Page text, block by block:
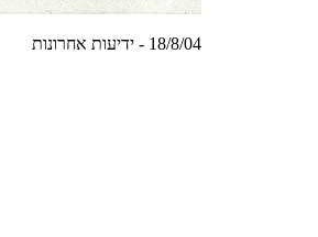
תונורחא תועידי - 18/8/04